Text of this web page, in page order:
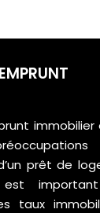
immobilier
prêt de
taux